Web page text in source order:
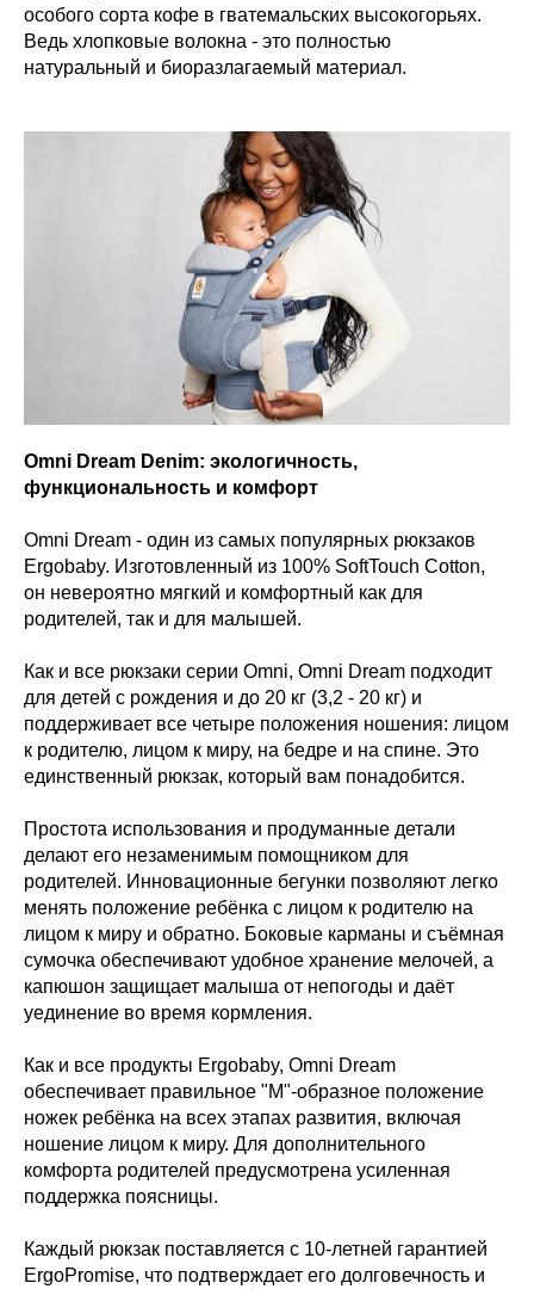
особого сорта кофе в гватемальских высокогорьях.
Ведь хлопковые волокна - это полностью
натуральный и биоразлагаемый материал.
Omni Dream Denim: экологичность,
функциональность и комфорт
Omni Dream - один из самых популярных рюкзаков
Ergobaby. Изготовленный из 100% SoftTouch Cotton,
он невероятно мягкий и комфортный как для
родителей, так и для малышей.
Как и все рюкзаки серии Omni, Omni Dream подходит
для детей с рождения и до 20 кг (3,2 - 20 кг) и
поддерживает все четыре положения ношения: лицом
к родителю, лицом к миру, на бедре и на спине. Это
единственный рюкзак, который вам понадобится.
Простота использования и продуманные детали
делают его незаменимым помощником для
родителей. Инновационные бегунки позволяют легко
менять положение ребёнка с лицом к родителю на
лицом к миру и обратно. Боковые карманы и съёмная
сумочка обеспечивают удобное хранение мелочей, а
капюшон защищает малыша от непогоды и даёт
уединение во время кормления.
Как и все продукты Ergobaby, Omni Dream
обеспечивает правильное "М"-образное положение
ножек ребёнка на всех этапах развития, включая
ношение лицом к миру. Для дополнительного
комфорта родителей предусмотрена усиленная
поддержка поясницы.
Каждый рюкзак поставляется с 10-летней гарантией
ErgoPromise, что подтверждает его долговечность и